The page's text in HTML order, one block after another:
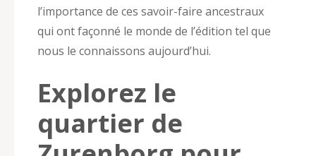
l’importance de ces savoir-faire ancestraux
qui ont façonné le monde de l’édition tel que
nous le connaissons aujourd’hui.
Explorez le
quartier de